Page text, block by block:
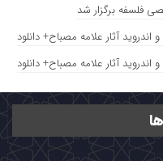
فلسفه برگزار شد